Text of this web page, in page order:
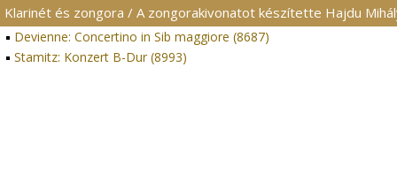
Klarinét és zongora / A zongorakivonatot készítette Hajdu
Devienne: Concertino in Sib maggiore (8687)
Stamitz: Konzert B-Dur (8993)